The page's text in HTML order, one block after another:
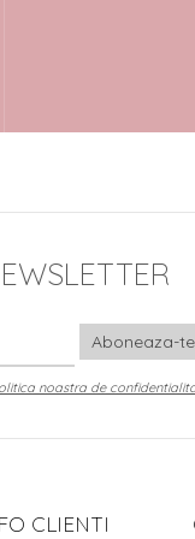
noastra de
CLIENTI